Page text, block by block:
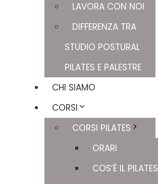
LAVORA CON NOI
DIFFERENZA TRA
STUDIO POSTURAL
PILATES E PALESTRE
CHI SIAMO
CORSI
CORSI PILATES
ORARI
COS’È IL PILATES